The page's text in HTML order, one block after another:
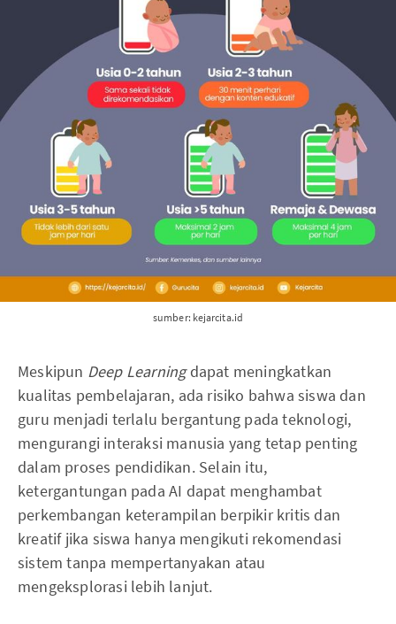
sumber: kejarcita.id
Meskipun Deep Learningdapat meningkatkan
kualitas pembelajaran, ada risiko bahwa siswa dan
guru menjadi terlalu bergantung pada teknologi,
mengurangi interaksi manusia yang tetap penting
dalam proses pendidikan. Selain itu,
ketergantungan pada AI dapat menghambat
perkembangan keterampilan berpikir kritis dan
kreatif jika siswa hanya mengikuti rekomendasi
sistem tanpa mempertanyakan atau
mengeksplorasi lebih lanjut.